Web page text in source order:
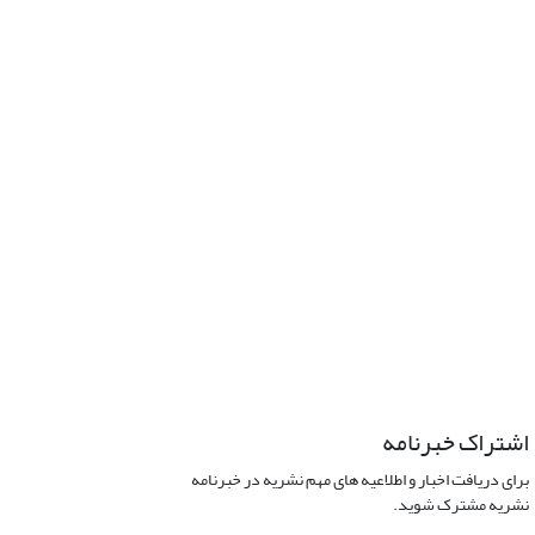
اشتراک خبرنامه
برای دریافت اخبار و اطلاعیه های مهم نشریه در خبرنامه
نشریه مشترک شوید.